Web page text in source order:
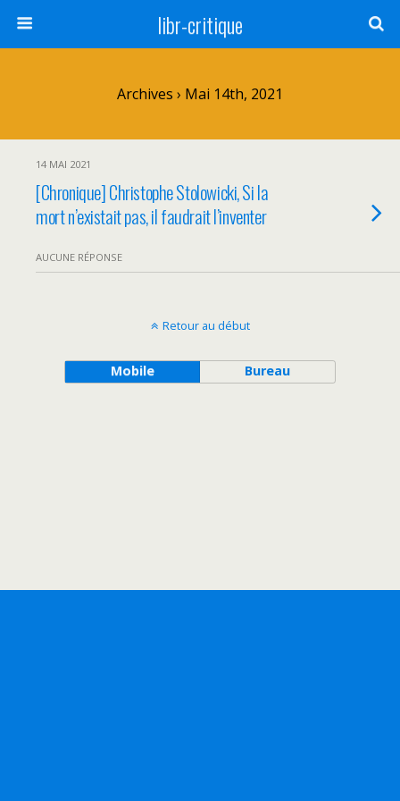
libr-critique
Archives › Mai 14th, 2021
14 MAI 2021
[Chronique] Christophe Stolowicki, Si la
mort n’existait pas, il faudrait l’inventer
AUCUNE RÉPONSE
Retour au début
Mobile Bureau